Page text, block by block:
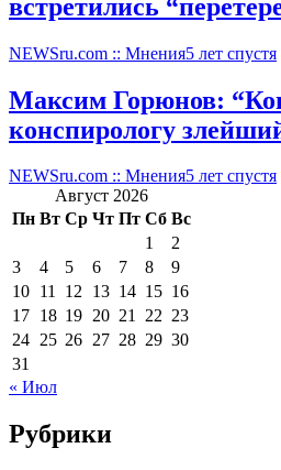
встретились
NEWSru.com :: Мнения5 лет спустя
Максим Горюнов:
конспирологу
NEWSru.com :: Мнения5 лет спустя
Август 2026
Пн Вт Ср Чт Пт Сб Вс
1
2
3
4 5 6 7 8
9
10 11 12 13 14 15 16
17 18 19 20 21 22 23
24 25 26 27 28 29 30
31
« Июл
Рубрики